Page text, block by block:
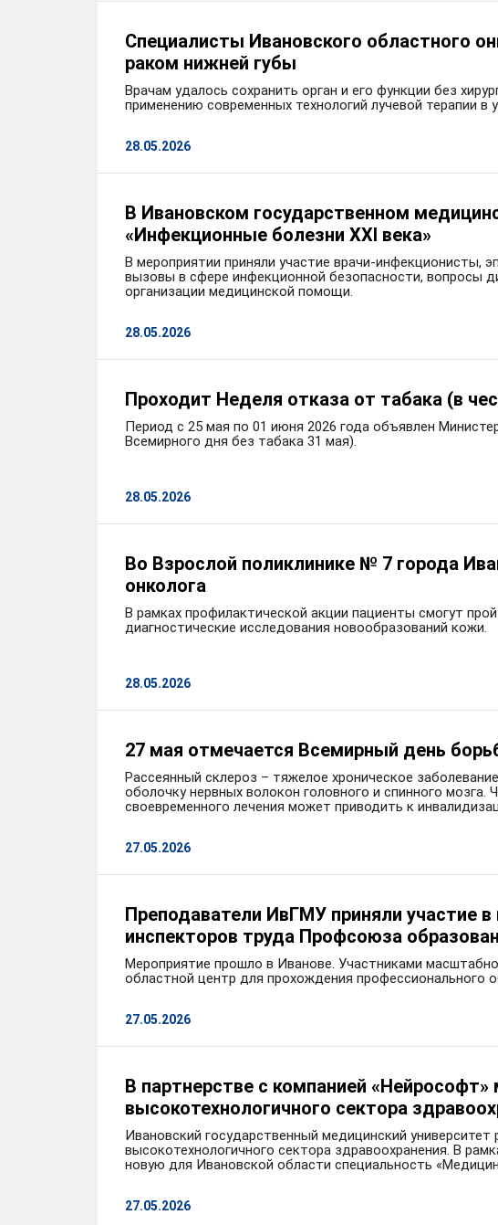
Специалисты Ивановского областного
раком нижней губы
Врачам удалось сохранить орган и его функции без
применению современных технологий лучевой терапии в
28.05.2026
В Ивановском государственном
«Инфекционные болезни XXI века»
В мероприятии приняли участие врачи-инфекционисты,
вызовы в сфере инфекционной безопасности, вопросы
организации медицинской помощи.
28.05.2026
Проходит Неделя отказа от табака (в
Период с 25 мая по 01 июня 2026 года объявлен
Всемирного дня без табака 31 мая).
28.05.2026
Во Взрослой поликлинике № 7 города
онколога
В рамках профилактической акции пациенты смогут
диагностические исследования новообразований кожи.
28.05.2026
27 мая отмечается Всемирный день
Рассеянный склероз – тяжелое хроническое
оболочку нервных волокон головного и спинного
своевременного лечения может приводить к
27.05.2026
Преподаватели ИвГМУ приняли участие
инспекторов труда Профсоюза
Мероприятие прошло в Иванове. Участниками
областной центр для прохождения профессионального
27.05.2026
В партнерстве с компанией
высокотехнологичного сектора
Ивановский государственный медицинский
высокотехнологичного сектора здравоохранения. В
новую для Ивановской области специальность
27.05.2026